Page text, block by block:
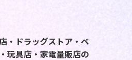
・ドラッグストア・ベ
玩具店・家電量販店の